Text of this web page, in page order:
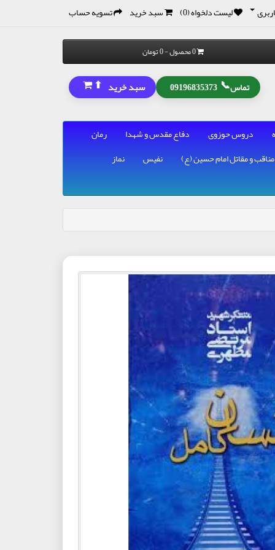
لیست دلخواه (0) سبد خرید تسویه حساب
0 محصول - 0 تومان
تماس📞
09196835373 سبد خرید ⬆
دروس حوزوی دفاع مقدس و شهدا
رمان
مناقب و مقاتل امام حسین (ع)
نفیس نماز